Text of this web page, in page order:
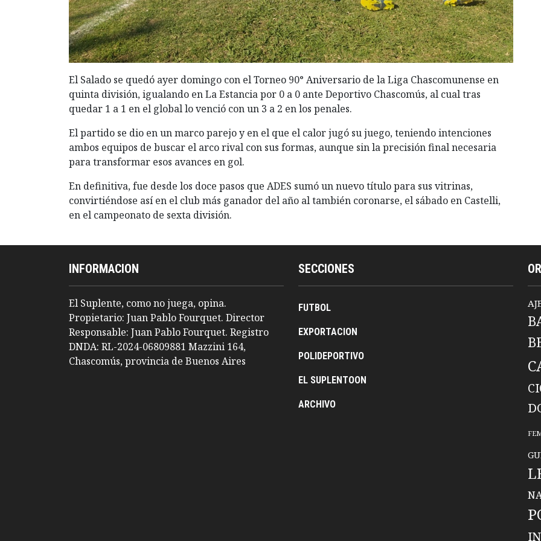
El Salado se quedó ayer domingo con el Torneo 90° Aniversario de la Liga Chascomunense en
quinta división, igualando en La Estancia por 0 a 0 ante Deportivo Chascomús, al cual tras
quedar 1 a 1 en el global lo venció con un 3 a 2 en los penales.
El partido se dio en un marco parejo y en el que el calor jugó su juego, teniendo intenciones
ambos equipos de buscar el arco rival con sus formas, aunque sin la precisión final necesaria
para transformar esos avances en gol.
En definitiva, fue desde los doce pasos que ADES sumó un nuevo título para sus vitrinas,
convirtiéndose así en el club más ganador del año al también coronarse, el sábado en Castelli,
en el campeonato de sexta división.
INFORMACION
El Suplente, como no juega, opina.
Propietario: Juan Pablo Fourquet. Director
Responsable: Juan Pablo Fourquet. Registro
DNDA: RL-2024-06809881 Mazzini 164,
Chascomús, provincia de Buenos Aires
SECCIONES
FUTBOL
EXPORTACION
POLIDEPORTIVO
EL SUPLENTOON
ARCHIVO